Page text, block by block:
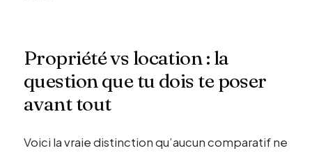
Propriété vs location : la
question que tu dois te poser
avant tout
Voici la vraie distinction qu’aucun comparatif ne